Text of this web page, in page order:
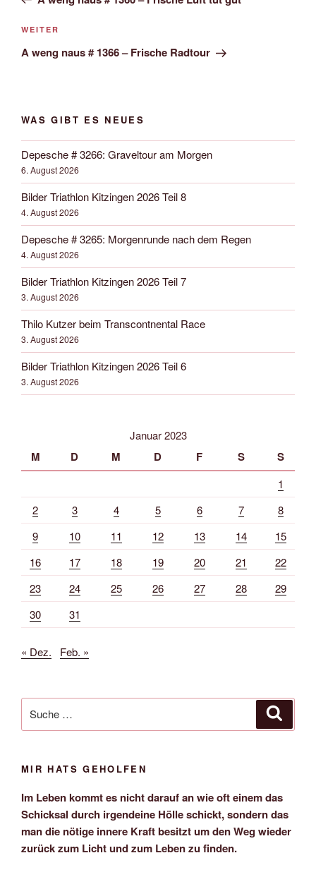
Nächster
Beitrag
WEITER
A weng naus # 1366 – Frische Radtour
WAS GIBT ES NEUES
Depesche # 3266: Graveltour am Morgen
6. August 2026
Bilder Triathlon Kitzingen 2026 Teil 8
4. August 2026
Depesche # 3265: Morgenrunde nach dem Regen
4. August 2026
Bilder Triathlon Kitzingen 2026 Teil 7
3. August 2026
Thilo Kutzer beim Transcontnental Race
3. August 2026
Bilder Triathlon Kitzingen 2026 Teil 6
3. August 2026
Januar 2023
M D M D F S S
1
2
3 4 5 6 7
8
9
10 11 12 13 14
15
16
17 18 19 20 21
22
23
24 25 26 27 28
29
30
31
« Dez. Feb. »
nach:
MIR HATS GEHOLFEN
Im Leben kommt es nicht darauf an wie oft einem das
Schicksal durch irgendeine Hölle schickt, sondern das
man die nötige innere Kraft besitzt um den Weg wieder
zurück zum Licht und zum Leben zu finden.